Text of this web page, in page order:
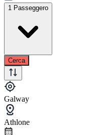
1 Passeggero
Cerca
Galway
Athlone